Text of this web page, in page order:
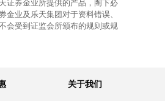
证券金业所提供的产品，阁下必
业及乐天集团对于资料错误、
会受到证监会所颁布的规则或规
关于我们